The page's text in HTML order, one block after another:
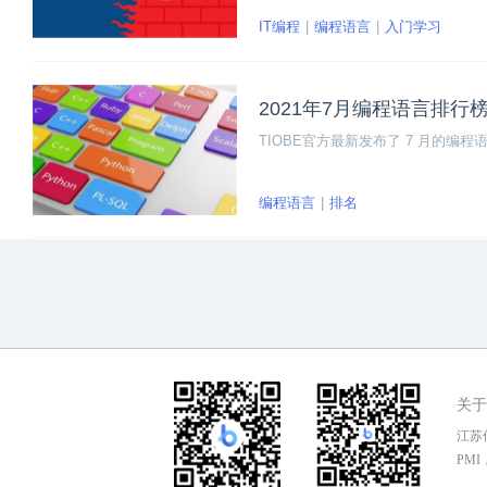
IT编程
编程语言 入门学习
2021年7月编程语言排行
TIOBE官方最新发布了 7 月的编程
编程语言 排名
关
江苏
PMI